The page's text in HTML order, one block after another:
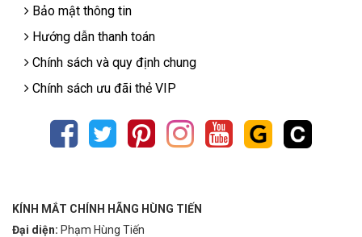
Bảo mật thông tin
Hướng dẫn thanh toán
Chính sách và quy định chung
Chính sách ưu đãi thẻ VIP
KÍNH MẮT CHÍNH HÃNG HÙNG TIẾN
Đại diện: Phạm Hùng Tiến